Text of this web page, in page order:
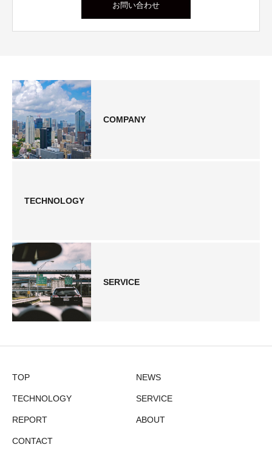
お問い合わせ
COMPANY
TECHNOLOGY
SERVICE
TOP NEWS
TECHNOLOGY SERVICE
REPORT ABOUT
CONTACT